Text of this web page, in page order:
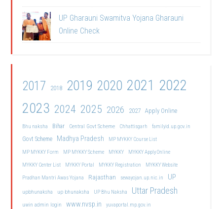
UP Gharauni Swamitva Yojana Gharauni
Online Check
2017 2018 2019 2020 2021 2022
2023 2024 2025 2026 2027 Apply Online
Bhu naksha Bihar Central Govt Scheme Chhattisgarh familyid.up.gov.in
Govt Scheme Madhya Pradesh
MP MYKKY Course List
MP MYKKY Form
MP MYKKY Scheme MYKKY
MYKKY Apply Online
MYKKY Center List
MYKKY Portal MYKKY Registration
MYKKY Website
Pradhan Mantri Awas Yojana
Rajasthan sewayojan.up.nic.in UP
upbhunaksha up bhunaksha UP Bhu Naksha Uttar Pradesh
uwin admin login www.nvsp.in
yuvaportal.mp.gov.in